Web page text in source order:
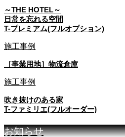
～THE HOTEL～
日常を忘れる空間
T-プレミアム(フルオプション)
施工事例
［事業用地］物流倉庫
施工事例
吹き抜けのある家
T-ファミリエ(フルオーダー)
お知らせ